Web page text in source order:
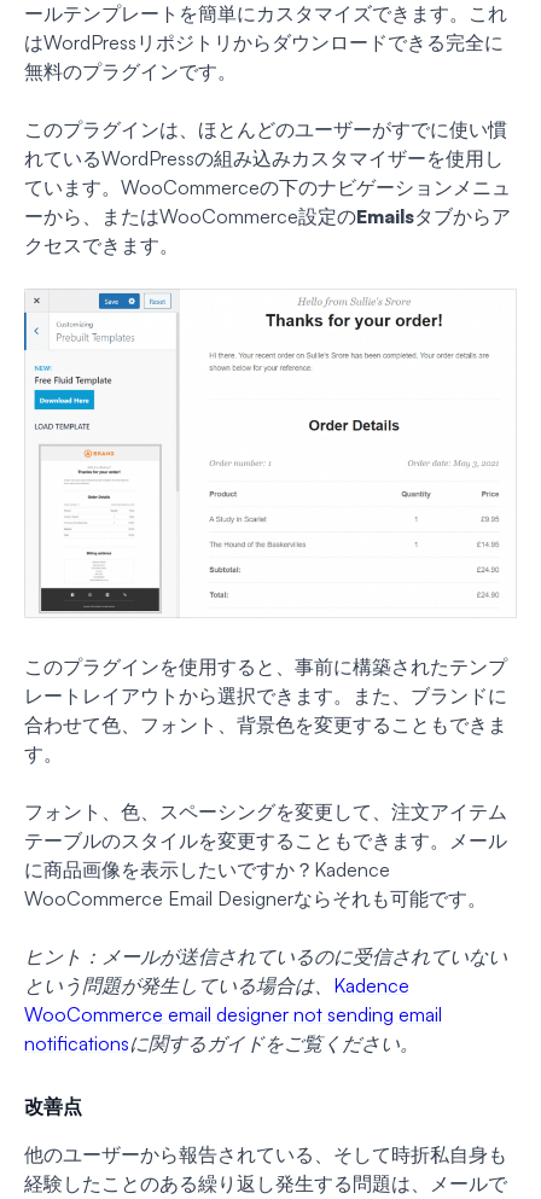
ールテンプレートを簡単にカスタマイズできます。これ
はWordPressリポジトリからダウンロードできる完全に
無料のプラグインです。
このプラグインは、ほとんどのユーザーがすでに使い慣
れているWordPressの組み込みカスタマイザーを使用し
ています。WooCommerceの下のナビゲーションメニュ
ーから、またはWooCommerce設定のEmailsタブからア
クセスできます。
このプラグインを使用すると、事前に構築されたテンプ
レートレイアウトから選択できます。また、ブランドに
合わせて色、フォント、背景色を変更することもできま
す。
フォント、色、スペーシングを変更して、注文アイテム
テーブルのスタイルを変更することもできます。メール
に商品画像を表示したいですか？Kadence
WooCommerce Email Designerならそれも可能です。
ヒント：メールが送信されているのに受信されていない
という問題が発生している場合は、 Kadence
WooCommerce email designer not sending email
notificationsに関するガイドをご覧ください。
改善点
他のユーザーから報告されている、そして時折私自身も
経験したことのある繰り返し発生する問題は、メールで